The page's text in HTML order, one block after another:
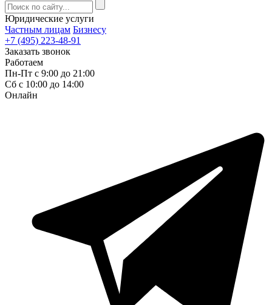
Юридические услуги
Частным лицам Бизнесу
+7 (495) 223-48-91
Заказать звонок
Работаем
Пн-Пт с 9:00 до 21:00
Сб с 10:00 до 14:00
Онлайн